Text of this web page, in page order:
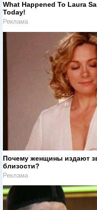
What Happened To Laura
Today!
Реклама
Почему женщины издают
близости?
Реклама